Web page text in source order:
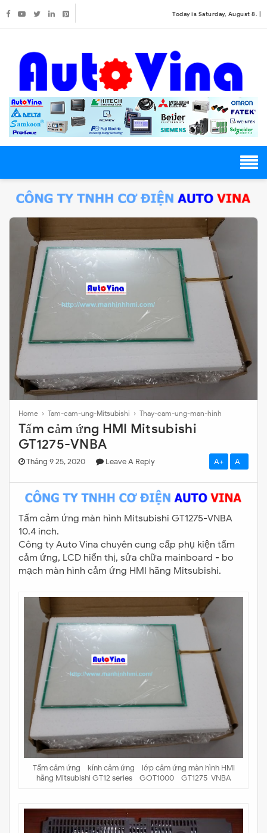
Today is Saturday, August 8. |
Home › Tam-cam-ung-Mitsubishi › Thay-cam-ung-man-hinh
Tấm cảm ứng HMI Mitsubishi
GT1275-VNBA
Tháng 9 25, 2020 Leave A Reply A+ A-
Tấm cảm ứng màn hình Mitsubishi GT1275-VNBA
10.4 inch.
Công ty Auto Vina chuyên cung cấp phụ kiện tấm
cảm ứng, LCD hiển thị, sửa chữa mainboard - bo
mạch màn hình cảm ứng HMI hãng Mitsubishi.
Tấm cảm ứng - kính cảm ứng - lớp cảm ứng màn hình HMI
hãng Mitsubishi GT12 series - GOT1000 - GT1275-VNBA